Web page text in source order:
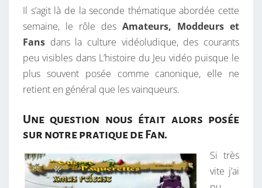
V
E
U
R
,
N
S
T
A
L
Il s’agit là de la seconde thématique abordée cette
semaine, le rôle des Amateurs, Moddeurs et
Fans dans la culture vidéoludique, des courants
peu visibles dans L’histoire du Jeu vidéo puisque le
plus souvent posée comme canonique, elle ne
retient en général que les vainqueurs.
Une question nous était alors posée
sur notre pratique de Fan.
Si très
vite j’ai